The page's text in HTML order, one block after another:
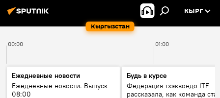
Кыргызстан
КЫРГ
00:00 01:00
Ежедневные новости
Ежедневные новости. Выпуск
08:00
Будь в курсе
Федерация тхэквондо ITF
рассказала, как команда